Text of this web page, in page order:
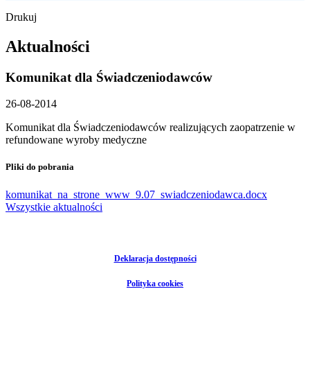
Drukuj
Aktualności
Komunikat dla Świadczeniodawców
26-08-2014
Komunikat dla Świadczeniodawców realizujących zaopatrzenie w
refundowane wyroby medyczne
Pliki do pobrania
komunikat_na_strone_www_9.07_swiadczeniodawca.docx
Wszystkie aktualności
Deklaracja dostępności
Polityka cookies